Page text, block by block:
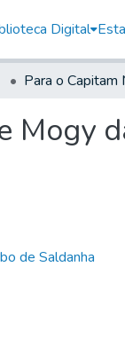
Digital
Mogy
de Saldanha